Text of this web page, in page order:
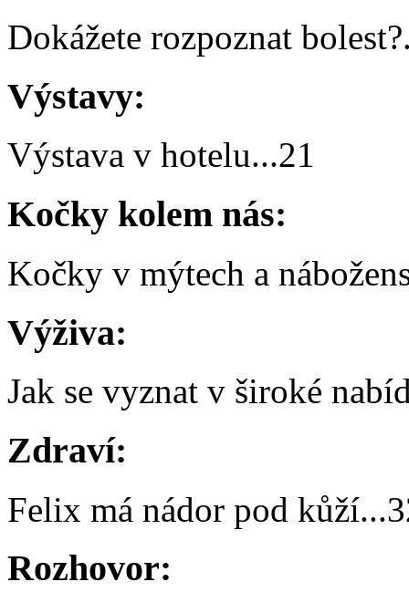
Dokážete rozpoznat bolest?
Výstavy:
Výstava v hotelu...21
Kočky kolem nás:
Kočky v mýtech a
Výživa:
Jak se vyznat v široké
Zdraví:
Felix má nádor pod kůží...
Rozhovor: